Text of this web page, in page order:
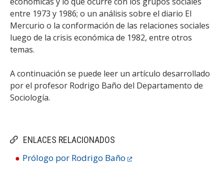
ENLACES RELACIONADOS
Prólogo por Rodrigo Baño
entre 1973 y 1986; o un análisis sobre el diario El
Mercurio o la conformación de las relaciones sociales
luego de la crisis económica de 1982, entre otros
temas.
A continuación se puede leer un artículo desarrollado
por el profesor Rodrigo Baño del Departamento de
Sociología.